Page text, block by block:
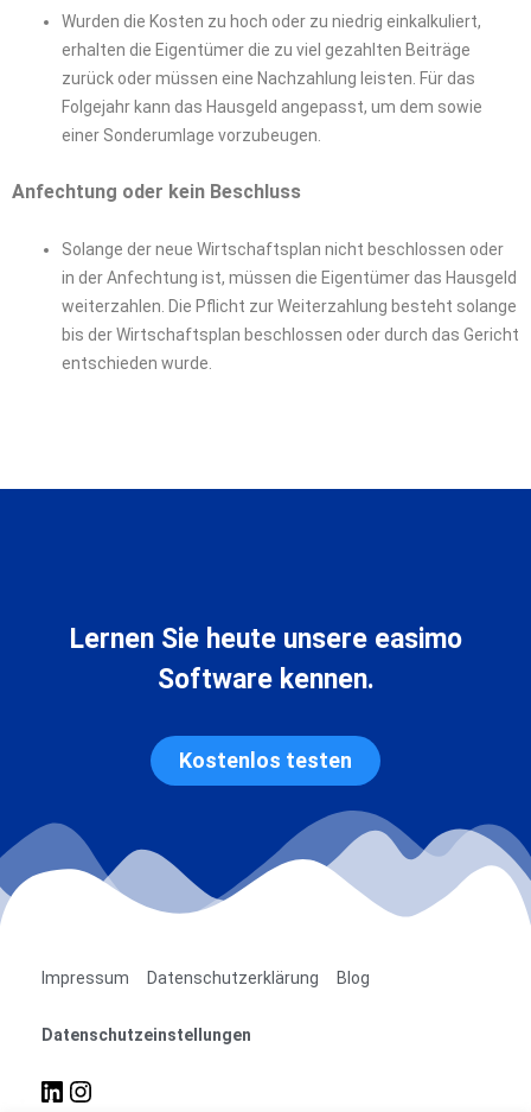
Wurden die Kosten zu hoch oder zu niedrig einkalkuliert,
erhalten die Eigentümer die zu viel gezahlten Beiträge
zurück oder müssen eine Nachzahlung leisten. Für das
Folgejahr kann das Hausgeld angepasst, um dem sowie
einer Sonderumlage vorzubeugen.
Anfechtung oder kein Beschluss
Solange der neue Wirtschaftsplan nicht beschlossen oder
in der Anfechtung ist, müssen die Eigentümer das Hausgeld
weiterzahlen. Die Pflicht zur Weiterzahlung besteht solange
bis der Wirtschaftsplan beschlossen oder durch das Gericht
entschieden wurde.
Lernen Sie heute unsere easimo
Software kennen.
Kostenlos testen
Impressum Datenschutzerklärung Blog
Datenschutzeinstellungen